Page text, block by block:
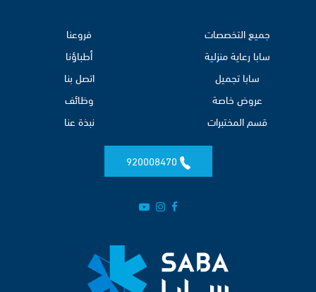
جميع التخصصات
سابا رعاية منزلية
سابا تجميل
عروض خاصة
قسم المختبرات
فروعنا
أطباؤنا
اتصل بنا
وظائف
نبذة عنا